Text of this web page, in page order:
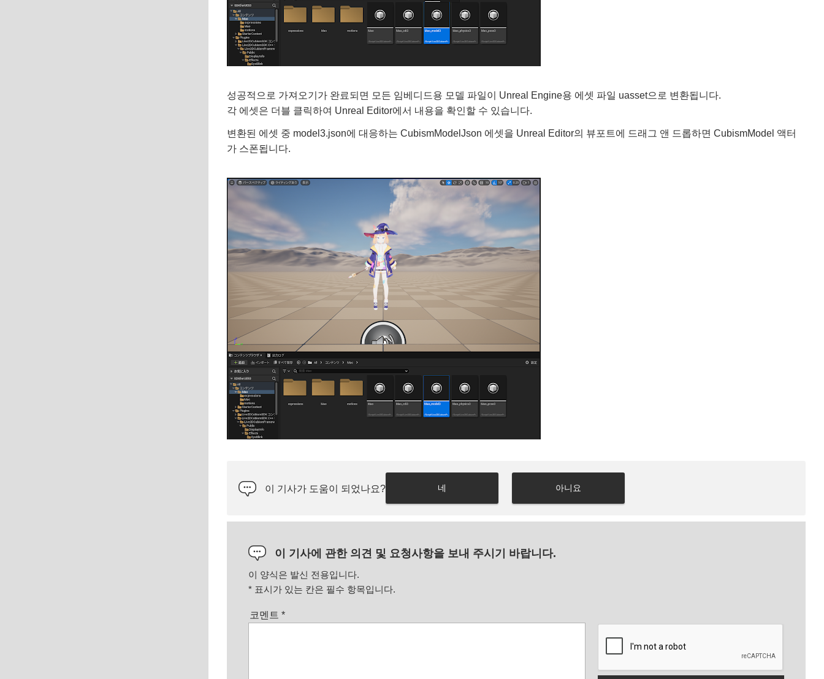
성공적으로 가져오기가 완료되면 모든 임베디드용 모델 파일이 Unreal Engine용 에셋 파일 uasset으로 변환됩니다.
각 에셋은 더블 클릭하여 Unreal Editor에서 내용을 확인할 수 있습니다.
변환된 에셋 중 model3.json에 대응하는 CubismModelJson 에셋을 Unreal Editor의 뷰포트에 드래그 앤 드롭하면 CubismModel 액터
가 스폰됩니다.
이 기사가 도움이 되었나요? 네 아니요
이 기사에 관한 의견 및 요청사항을 보내 주시기 바랍니다.
이 양식은 발신 전용입니다.
* 표시가 있는 칸은 필수 항목입니다.
코멘트 *